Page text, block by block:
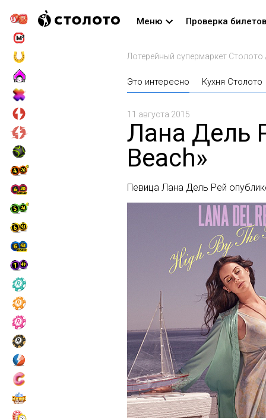
Меню Проверка билетов
Лотерейный супермаркет Столото
Это интересно Кухня Столото
11 августа 2015
Лана Дель
Beach»
Певица Лана Дель Рей